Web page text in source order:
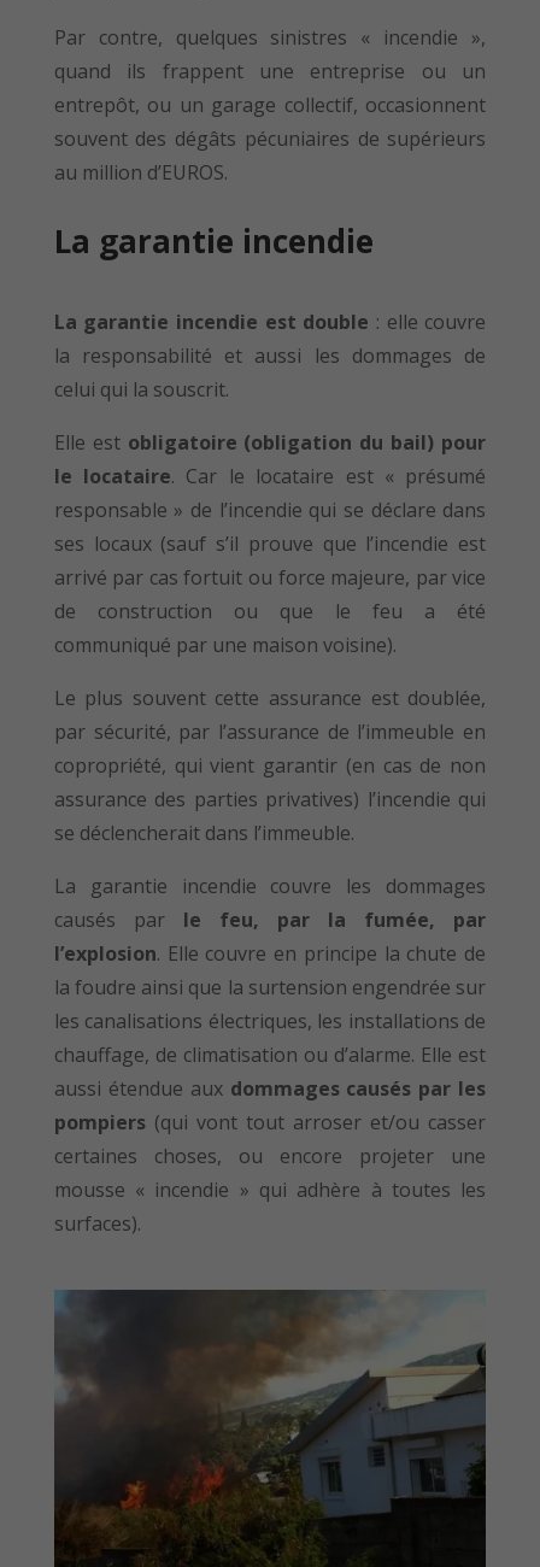
Par contre, quelques sinistres « incendie »,
quand ils frappent une entreprise ou un
entrepôt, ou un garage collectif, occasionnent
souvent des dégâts pécuniaires de supérieurs
au million d’EUROS.
La garantie incendie
La garantie incendie est double : elle couvre
la responsabilité et aussi les dommages de
celui qui la souscrit.
Elle est obligatoire (obligation du bail) pour
le locataire. Car le locataire est « présumé
responsable » de l’incendie qui se déclare dans
ses locaux (sauf s’il prouve que l’incendie est
arrivé par cas fortuit ou force majeure, par vice
de construction ou que le feu a été
communiqué par une maison voisine).
Le plus souvent cette assurance est doublée,
par sécurité, par l’assurance de l’immeuble en
copropriété, qui vient garantir (en cas de non
assurance des parties privatives) l’incendie qui
se déclencherait dans l’immeuble.
La garantie incendie couvre les dommages
causés par le feu, par la fumée, par
l’explosion. Elle couvre en principe la chute de
la foudre ainsi que la surtension engendrée sur
les canalisations électriques, les installations de
chauffage, de climatisation ou d’alarme. Elle est
aussi étendue aux dommages causés par les
pompiers(qui vont tout arroser et/ou casser
certaines choses, ou encore projeter une
mousse « incendie » qui adhère à toutes les
surfaces).